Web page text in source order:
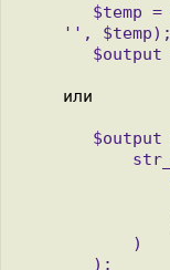
'', $temp);